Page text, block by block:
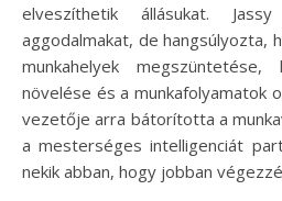
elveszíthetik állásukat.
aggodalmakat, de hangsúlyozta,
munkahelyek
növelése és a munkafolyamatok
vezetője arra bátorította a
a mesterséges intelligenciát
nekik abban, hogy jobban